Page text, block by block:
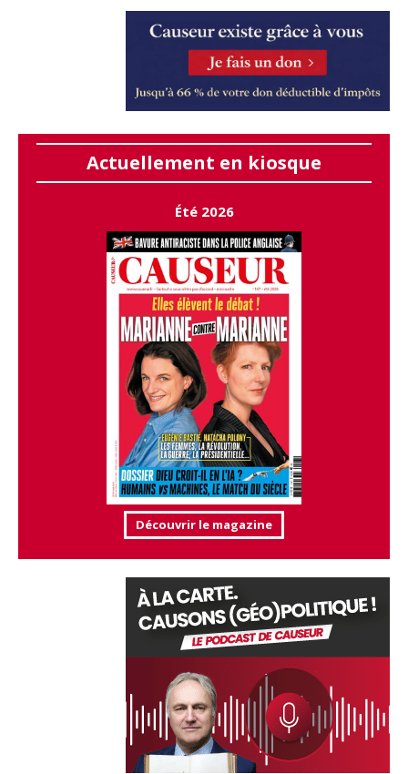
Actuellement en kiosque
Été 2026
Découvrir le magazine